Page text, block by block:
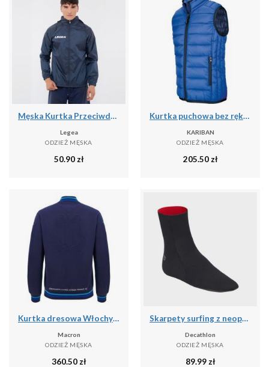
Męska Kurtka Przeciwdeszczowa Biegowa Niebieska
Legea
ODZIEŻ MĘSKA
50.90 zł
Kurtka puchowa bez rękawów Kariban Légère
KARIBAN
ODZIEŻ MĘSKA
205.50 zł
Kurtka dresowa Włochy 2024
Macron
ODZIEŻ MĘSKA
360.50 zł
Skarpety surfing z neoprenu 3 mm
Decathlon
ODZIEŻ MĘSKA
89.99 zł